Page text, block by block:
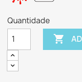
Quantidade
